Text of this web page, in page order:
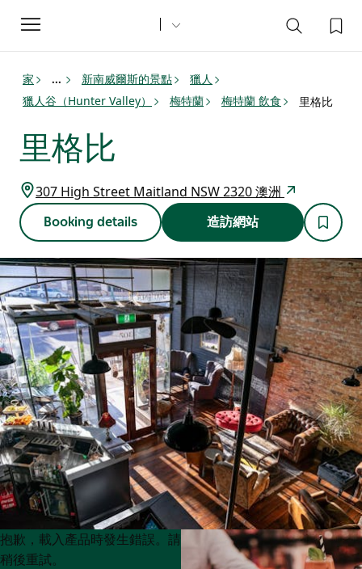
Toggle
navigation
家 ... 新南威爾斯的景點
獵人
獵人谷（Hunter Valley）
梅特蘭 梅特蘭 飲食 里格比
里格比
307 High Street Maitland NSW 2320 澳洲
Booking details 造訪網站
Product
List
Product
List
抱歉，載入產品時發生錯誤。請
稍後重試。